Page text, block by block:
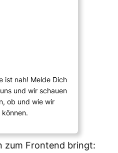
ist nah! Melde Dich
und wir schauen
ob und wie wir
zum Frontend bringt: